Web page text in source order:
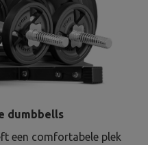
dumbbells
een comfortabele plek